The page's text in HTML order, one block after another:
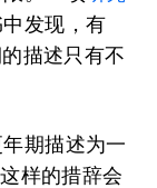
发现，有
描述只有不
期描述为一
样的措辞会